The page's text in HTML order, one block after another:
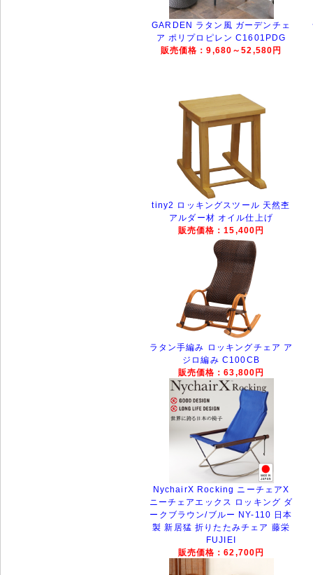
GARDEN ラタン風 ガーデンチェ
ア ポリプロピレン C1601PDG
販売価格：9,680～52,580円
tiny2 ロッキングスツール 天然杢
アルダー材 オイル仕上げ
販売価格：15,400円
ラタン手編み ロッキングチェア ア
ジロ編み C100CB
販売価格：63,800円
NychairX Rocking ニーチェアX
ニーチェアエックス ロッキング ダ
ークブラウン/ブルー NY-110 日本
製 新居猛 折りたたみチェア 藤栄
FUJIEI
販売価格：62,700円